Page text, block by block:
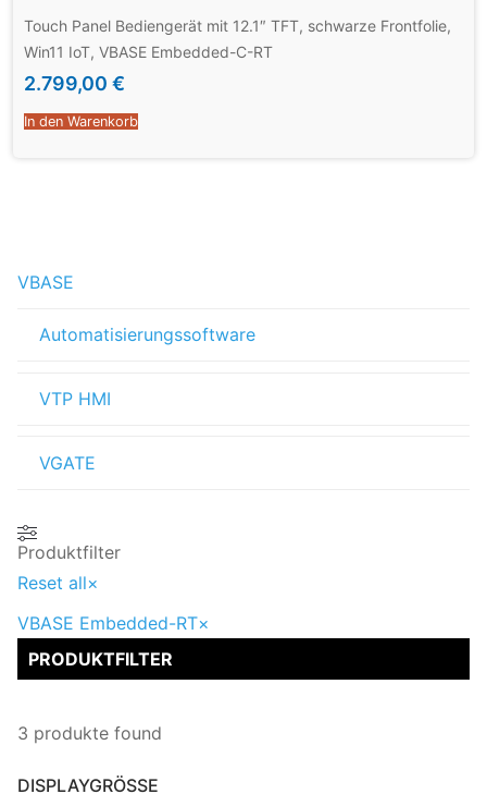
Touch Panel Bediengerät mit 12.1″ TFT, schwarze Frontfolie,
Win11 IoT, VBASE Embedded-C-RT
2.799,00 €
In den Warenkorb
VBASE
Automatisierungssoftware
VTP HMI
VGATE
Produktfilter
Reset all×
VBASE Embedded-RT×
PRODUKTFILTER
3 produkte found
DISPLAYGRÖSSE